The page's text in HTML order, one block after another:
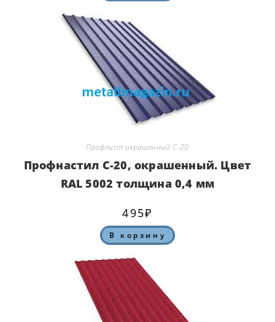
Профлист окрашенный С-20
Профнастил С-20, окрашенный. Цвет
RAL 5002 толщина 0,4 мм
495₽
В корзину